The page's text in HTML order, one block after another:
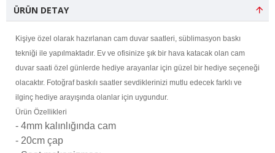
ÜRÜN DETAY
Kişiye özel olarak hazırlanan cam duvar saatleri, süblimasyon baskı
tekniği ile yapılmaktadır. Ev ve ofisinize şık bir hava katacak olan cam
duvar saati özel günlerde hediye arayanlar için güzel bir hediye seçeneği
olacaktır. Fotoğraf baskılı saatler sevdiklerinizi mutlu edecek farklı ve
ilginç hediye arayışında olanlar için uygundur.
Ürün Özellikleri
- 4mm kalınlığında cam
- 20cm çap